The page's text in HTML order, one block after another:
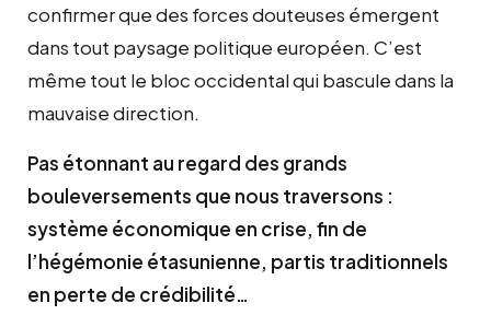
confirmer que des forces douteuses émergent
dans tout paysage politique européen. C’est
même tout le bloc occidental qui bascule dans la
mauvaise direction.
Pas étonnant au regard des grands
bouleversements que nous traversons :
système économique en crise, fin de
l’hégémonie étasunienne, partis traditionnels
en perte de crédibilité…